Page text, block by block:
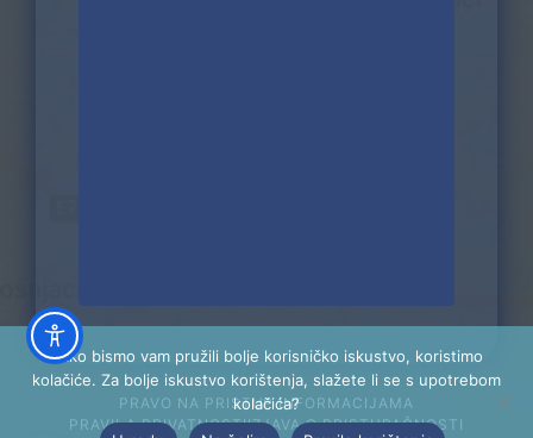
PRAVO NA PRISTUP INFORMACIJAMA
PRAVILA PRIVATNOSTIIZJAVA O PRISTUPAČNOSTI
Kako bismo vam pružili bolje korisničko iskustvo, koristimo
kolačiće. Za bolje iskustvo korištenja, slažete li se s upotrebom
kolačića?